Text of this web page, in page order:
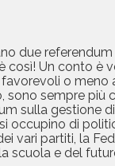
due
Un conto è
o meno
sono sempre più
sulla gestione
occupino di
vari partiti, la
scuola e del